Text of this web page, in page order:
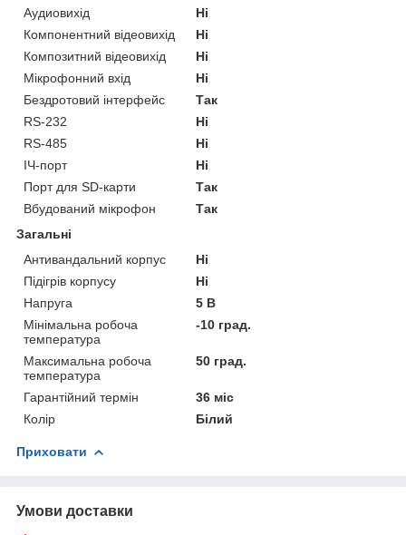
Аудиовихід
Ні
Компонентний відеовихід
Ні
Композитний відеовихід
Ні
Мікрофонний вхід
Ні
Бездротовий інтерфейс
Так
RS-232
Ні
RS-485
Ні
ІЧ-порт
Ні
Порт для SD-карти
Так
Вбудований мікрофон
Так
Загальні
Антивандальний корпус
Ні
Підігрів корпусу
Ні
Напруга
5 В
Мінімальна робоча
температура
-10 град.
Максимальна робоча
температура
50 град.
Гарантійний термін
36 міс
Колір
Білий
Приховати
Умови доставки